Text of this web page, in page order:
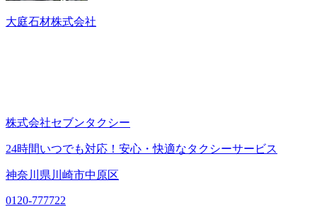
大庭石材株式会社
株式会社セブンタクシー
24時間いつでも対応！安心・快適なタクシーサービス
神奈川県川崎市中原区
0120-777722